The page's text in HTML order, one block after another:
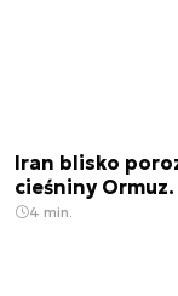
Iran blisko
cieśniny
4 min.